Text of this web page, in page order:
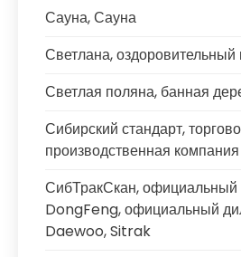
Сауна, Сауна
Светлана, оздоровительный
Светлая поляна, банная
Сибирский стандарт,
производственная компания
СибТракСкан, официальный
DongFeng, официальный
Daewoo, Sitrak